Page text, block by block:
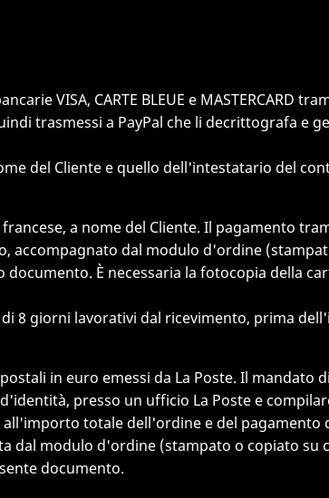
VISA, CARTE BLEUE e MASTERCARD
trasmessi a PayPal che li decrittografa e
del Cliente e quello dell'intestatario del
a nome del Cliente. Il pagamento
accompagnato dal modulo d'ordine
È necessaria la fotocopia della
giorni lavorativi dal ricevimento, prima
in euro emessi da La Poste. Il mandato
presso un ufficio La Poste e
totale dell'ordine e del pagamento
dal modulo d'ordine (stampato o copiato
documento.